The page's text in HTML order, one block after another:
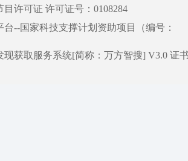
许可证 许可证号：0108284
--国家科技支撑计划资助项目（编号：
现获取服务系统[简称：万方智搜] V3.0 证